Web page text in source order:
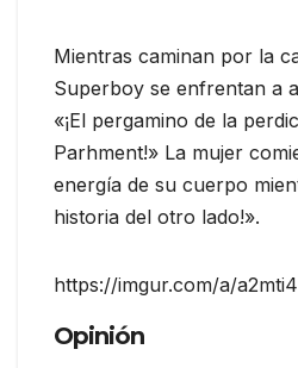
Mientras caminan por la
Superboy se enfrentan a
«¡El pergamino de la
Parhment!» La mujer
energía de su cuerpo
historia del otro lado!».
https://imgur.com/a/
Opinión